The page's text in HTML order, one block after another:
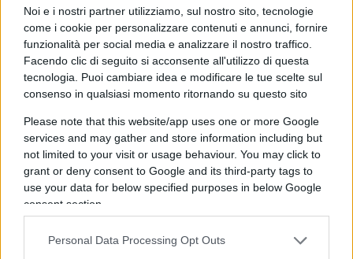
Noi e i nostri partner utilizziamo, sul nostro sito, tecnologie
come i cookie per personalizzare contenuti e annunci, fornire
funzionalità per social media e analizzare il nostro traffico.
Facendo clic di seguito si acconsente all'utilizzo di questa
tecnologia. Puoi cambiare idea e modificare le tue scelte sul
consenso in qualsiasi momento ritornando su questo sito
Please note that this website/app uses one or more Google
services and may gather and store information including but
not limited to your visit or usage behaviour. You may click to
grant or deny consent to Google and its third-party tags to
use your data for below specified purposes in below Google
consent section.
Personal Data Processing Opt Outs
aumentano di dieci volte e non si capisce a chi
vada questo aumento.
Per essere precisi,una piccola parte finirà certo
anche aGazprom , nella misura in cui riesca a
vendere anche lei del gas liquefatto (LNG) per
nave, ma come forse si sa, la Russia vende quasi
tutto il suo gas tramite gasdotti e questi sono ora
fermi. A vendere gas liquefatto se parliamo di
paesi, i produttori maggiori sono Quatar,
produzione non è facile e neanche costruire